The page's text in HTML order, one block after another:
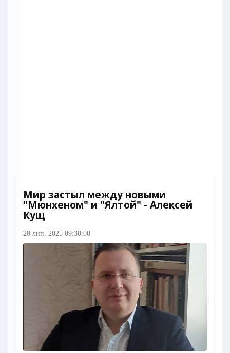
Мир застыл между новыми
"Мюнхеном" и "Ялтой" - Алексей
Кущ
28 лип. 2025 09:30:00